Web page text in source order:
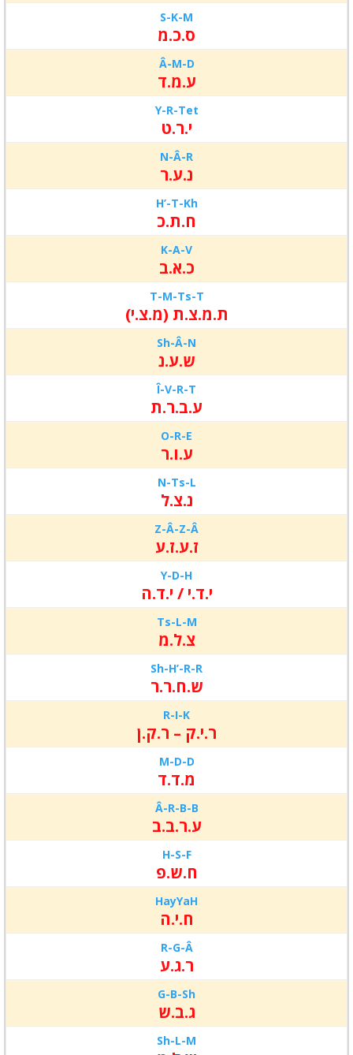
S-K-M
ס.כ.מ
Â-M-D
ע.מ.ד
Y-R-Tet
י.ר.ט
N-Â-R
נ.ע.ר
H’-T-Kh
ח.ת.כ
K-A-V
כ.א.ב
T-M-Ts-T
ת.מ.צ.ת (מ.צ.י)
Sh-Â-N
ש.ע.נ
Î-V-R-T
ע.ב.ר.ת
O-R-E
ע.ו.ר
N-Ts-L
נ.צ.ל
Z-Â-Z-Â
ז.ע.ז.ע
Y-D-H
י.ד.י / י.ד.ה
Ts-L-M
צ.ל.מ
Sh-H’-R-R
ש.ח.ר.ר
R-I-K
ר.י.ק – ר.ק.ן
M-D-D
מ.ד.ד
Â-R-B-B
ע.ר.ב.ב
H-S-F
ח.ש.פ
HayYaH
ח.י.ה
R-G-Â
ר.ג.ע
G-B-Sh
ג.ב.ש
Sh-L-M